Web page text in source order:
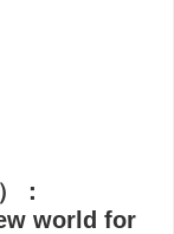
：
world for